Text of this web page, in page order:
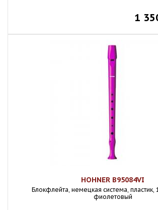
1
HOHNER B95084VI
Блокфлейта, немецкая система, пластик,
фиолетовый